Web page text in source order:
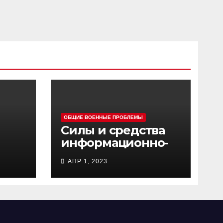
ОБЩИЕ ВОЕННЫЕ ПРОБЛЕМЫ
Силы и средства
информационно-
операций
вооруженных сил
АПР 1, 2023